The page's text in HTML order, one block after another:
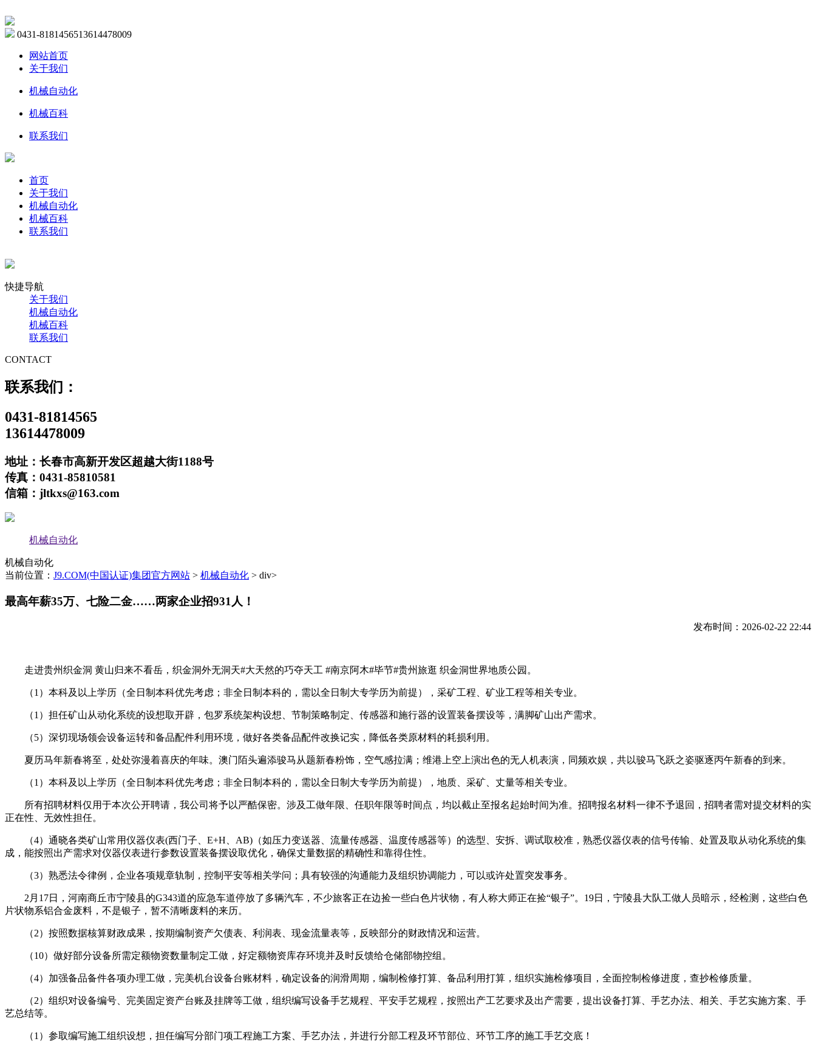
0431-8181456513614478009
网站首页
关于我们
机械自动化
机械百科
联系我们
首页
关于我们
机械自动化
机械百科
联系我们
快捷导航
关于我们
机械自动化
机械百科
联系我们
CONTACT
联系我们：
0431-81814565
13614478009
地址：长春市高新开发区超越大街1188号
传真：0431-85810581
信箱：jltkxs@163.com
机械自动化
机械自动化
当前位置： J9.COM(中国认证)集团官方网站 > 机械自动化 > div>
最高年薪35万、七险二金……两家企业招931人！
发布时间：2026-02-22 22:44
走进贵州织金洞 黄山归来不看岳，织金洞外无洞天#大天然的巧夺天工 #南京阿木#毕节#贵州旅逛 织金洞世界地质公园。
（1）本科及以上学历（全日制本科优先考虑；非全日制本科的，需以全日制大专学历为前提），采矿工程、矿业工程等相关专业。
（1）担任矿山从动化系统的设想取开辟，包罗系统架构设想、节制策略制定、传感器和施行器的设置装备摆设等，满脚矿山出产需求。
（5）深切现场领会设备运转和备品配件利用环境，做好各类备品配件改换记实，降低各类原材料的耗损利用。
夏历马年新春将至，处处弥漫着喜庆的年味。澳门陌头遍添骏马从题新春粉饰，空气感拉满；维港上空上演出色的无人机表演，同频欢娱，共以骏马飞跃之姿驱逐丙午新春的到来。
（1）本科及以上学历（全日制本科优先考虑；非全日制本科的，需以全日制大专学历为前提），地质、采矿、丈量等相关专业。
所有招聘材料仅用于本次公开聘请，我公司将予以严酷保密。涉及工做年限、任职年限等时间点，均以截止至报名起始时间为准。招聘报名材料一律不予退回，招聘者需对提交材料的实
正在性、无效性担任。
（4）通晓各类矿山常用仪器仪表(西门子、E+H、AB)（如压力变送器、流量传感器、温度传感器等）的选型、安拆、调试取校准，熟悉仪器仪表的信号传输、处置及取从动化系统的集
成，能按照出产需求对仪器仪表进行参数设置装备摆设取优化，确保丈量数据的精确性和靠得住性。
（3）熟悉法令律例，企业各项规章轨制，控制平安等相关学问；具有较强的沟通能力及组织协调能力，可以或许处置突发事务。
2月17日，河南商丘市宁陵县的G343道的应急车道停放了多辆汽车，不少旅客正在边捡一些白色片状物，有人称大师正在捡“银子”。19日，宁陵县大队工做人员暗示，经检测，这些白色
片状物系铝合金废料，不是银子，暂不清晰废料的来历。
（2）按照数据核算财政成果，按期编制资产欠债表、利润表、现金流量表等，反映部分的财政情况和运营。
（10）做好部分设备所需定额物资数量制定工做，好定额物资库存环境并及时反馈给仓储部物控组。
（4）加强备品备件各项办理工做，完美机台设备台账材料，确定设备的润滑周期，编制检修打算、备品利用打算，组织实施检修项目，全面控制检修进度，查抄检修质量。
（2）组织对设备编号、完美固定资产台账及挂牌等工做，组织编写设备手艺规程、平安手艺规程，按照出产工艺要求及出产需要，提出设备打算、手艺办法、相关、手艺实施方案、手
艺总结等。
（1）参取编写施工组织设想，担任编写分部门项工程施工方案、手艺办法，并进行分部工程及环节部位、环节工序的施工手艺交底！